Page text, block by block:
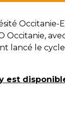
Occitanie,
lancé le
est